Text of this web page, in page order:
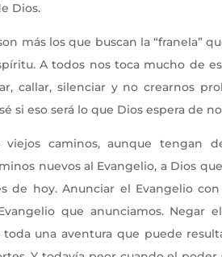
Dios.
más los que buscan la “franela”
A todos nos toca mucho de
callar, silenciar y no crearnos
si eso será lo que Dios espera de
caminos, aunque tengan
nuevos al Evangelio, a Dios
de hoy. Anunciar el Evangelio
que anunciamos. Negar
toda una aventura que puede